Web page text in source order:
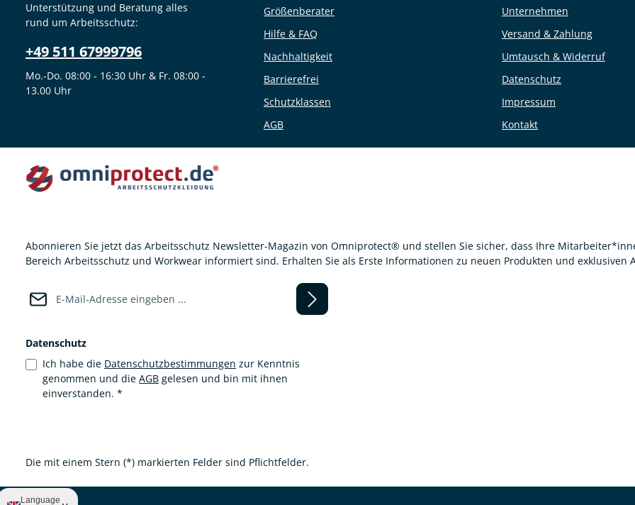
Unterstützung und Beratung alles
rund um Arbeitsschutz:
+49 511 67999796
Mo.-Do. 08:00 - 16:30 Uhr & Fr. 08:00 -
13.00 Uhr
Größenberater
Hilfe & FAQ
Nachhaltigkeit
Barrierefrei
Schutzklassen
AGB
Unternehmen
Versand & Zahlung
Umtausch & Widerruf
Datenschutz
Impressum
Kontakt
Abonnieren Sie jetzt das Arbeitsschutz Newsletter-Magazin von Omniprotect® und stellen Sie sicher, dass Ihre
Bereich Arbeitsschutz und Workwear informiert sind. Erhalten Sie als Erste Informationen zu neuen Produkten und exklusiven
Datenschutz
Ich habe die Datenschutzbestimmungen zur Kenntnis
genommen und die AGB gelesen und bin mit ihnen
einverstanden. *
Die mit einem Stern (*) markierten Felder sind Pflichtfelder.
Language